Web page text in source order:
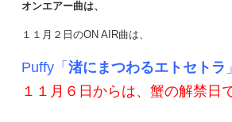
オンエアー曲は、
１１月２日のON AIR曲は、
Puffy「 渚にまつわるエトセトラ 」
１１月６日からは、蟹の解禁日